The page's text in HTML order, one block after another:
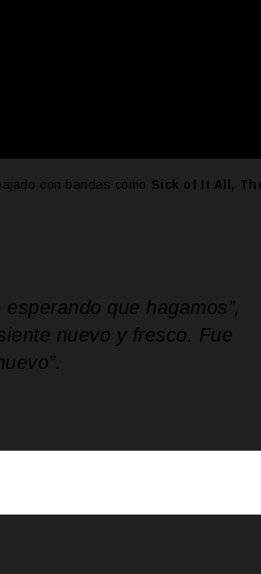
con bandas como Sick of It All,
que hagamos”,
nuevo y fresco. Fue